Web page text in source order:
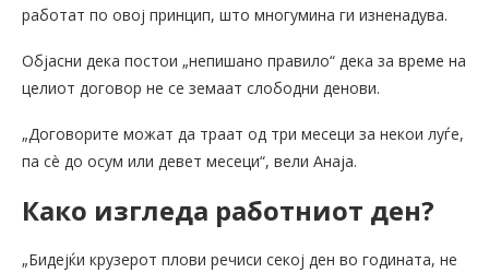
работат по овој принцип, што многумина ги изненадува.
Објасни дека постои „непишано правило“ дека за време на
целиот договор не се земаат слободни денови.
„Договорите можат да траат од три месеци за некои луѓе,
па сè до осум или девет месеци“, вели Анаја.
Како изгледа работниот ден?
„Бидејќи крузерот плови речиси секој ден во годината, не